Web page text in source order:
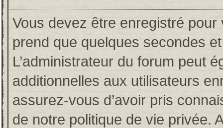
Vous devez être enregistré pour
prend que quelques secondes
L’administrateur du forum peut
additionnelles aux utilisateurs
assurez-vous d’avoir pris
de notre politique de vie privée.